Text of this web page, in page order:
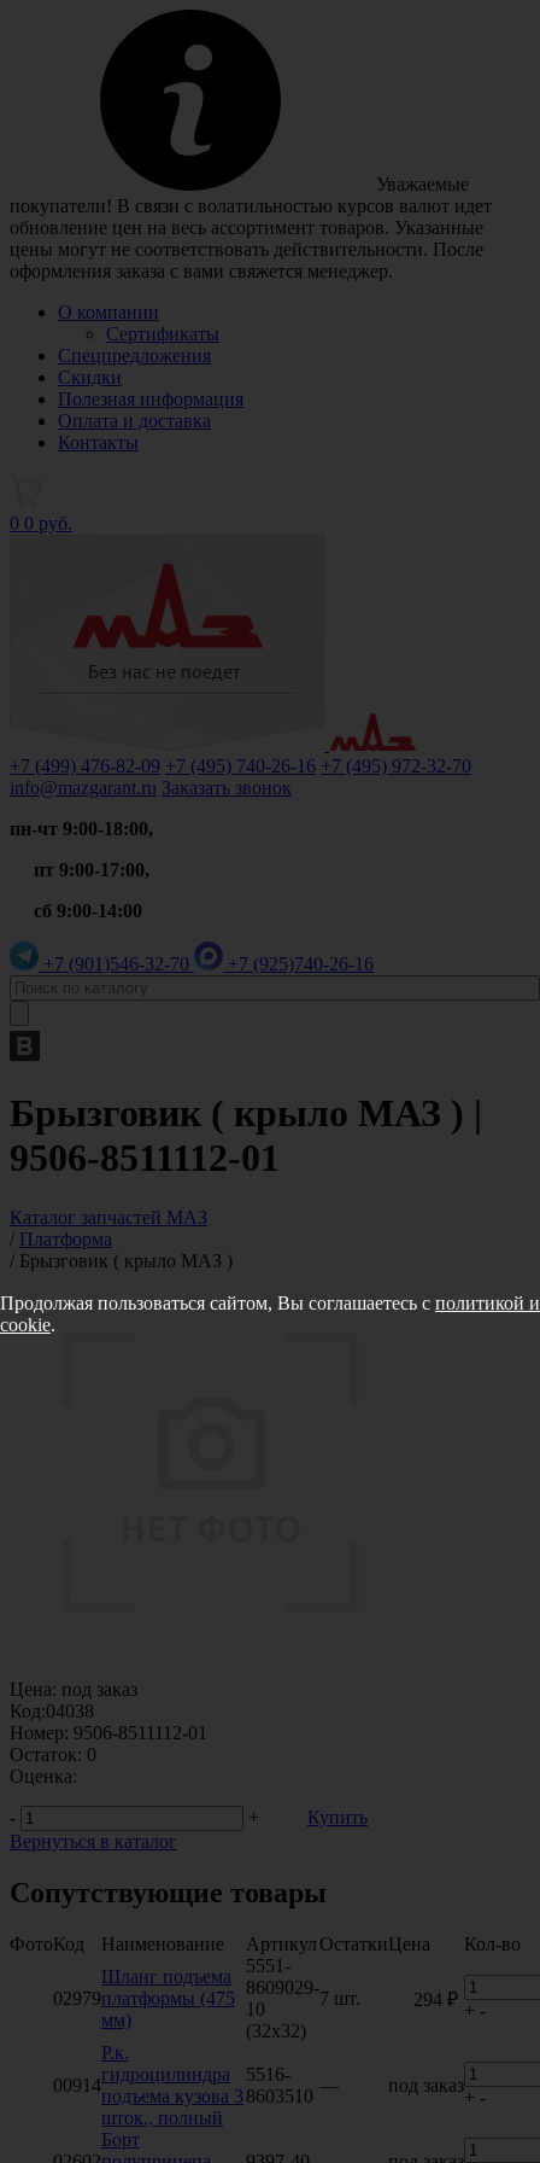
Уважаемые
покупатели! В связи с волатильностью курсов валют идет
обновление цен на весь ассортимент товаров. Указанные
цены могут не соответствовать действительности. После
оформления заказа с вами свяжется менеджер.
О компании
Сертификаты
Спецпредложения
Скидки
Полезная информация
Оплата и доставка
Контакты
0 0 руб.
+7 (499) 476-82-09 +7 (495) 740-26-16 +7 (495) 972-32-70
info@mazgarant.ru Заказать звонок
пн-чт 9:00-18:00,
пт 9:00-17:00,
сб 9:00-14:00
+7 (901)546-32-70 +7 (925)740-26-16
Брызговик ( крыло МАЗ ) |
9506-8511112-01
Каталог запчастей МАЗ
/ Платформа
/ Брызговик ( крыло МАЗ )
Цена: под заказ
Код:04038
Номер: 9506-8511112-01
Остаток: 0
Оценка:
-
+
Купить
Вернуться в каталог
Сопутствующие товары
ФотоКод Наименование Артикул ОстаткиЦена Кол-во
02979
Шланг подъема
платформы (475
мм)
5551-
8609029-
10
(32х32)
7 шт. 294 ₽
+ -
00914
Р.к.
гидроцилиндра
подъема кузова 3
шток., полный
5516-
8603510
— под заказ
+ -
Борт
Продолжая пользоваться сайтом, Вы соглашаетесь с политикой
cookie.